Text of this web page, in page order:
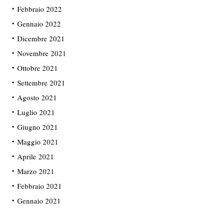
Febbraio 2022
Gennaio 2022
Dicembre 2021
Novembre 2021
Ottobre 2021
Settembre 2021
Agosto 2021
Luglio 2021
Giugno 2021
Maggio 2021
Aprile 2021
Marzo 2021
Febbraio 2021
Gennaio 2021